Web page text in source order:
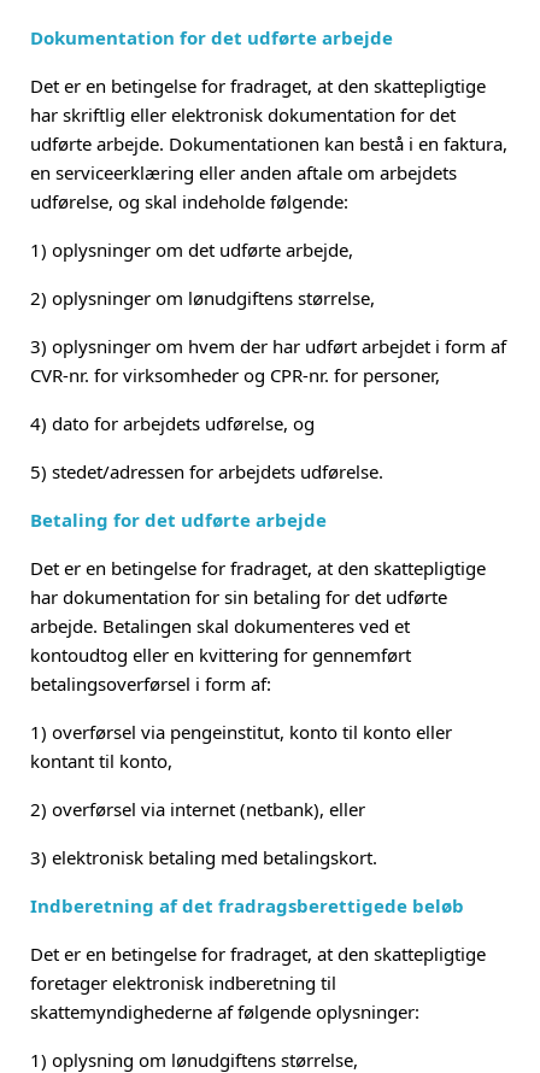
Dokumentation for det udførte arbejde
Det er en betingelse for fradraget, at den skattepligtige
har skriftlig eller elektronisk dokumentation for det
udførte arbejde. Dokumentationen kan bestå i en faktura,
en serviceerklæring eller anden aftale om arbejdets
udførelse, og skal indeholde følgende:
1) oplysninger om det udførte arbejde,
2) oplysninger om lønudgiftens størrelse,
3) oplysninger om hvem der har udført arbejdet i form af
CVR-nr. for virksomheder og CPR-nr. for personer,
4) dato for arbejdets udførelse, og
5) stedet/adressen for arbejdets udførelse.
Betaling for det udførte arbejde
Det er en betingelse for fradraget, at den skattepligtige
har dokumentation for sin betaling for det udførte
arbejde. Betalingen skal dokumenteres ved et
kontoudtog eller en kvittering for gennemført
betalingsoverførsel i form af:
1) overførsel via pengeinstitut, konto til konto eller
kontant til konto,
2) overførsel via internet (netbank), eller
3) elektronisk betaling med betalingskort.
Indberetning af det fradragsberettigede beløb
Det er en betingelse for fradraget, at den skattepligtige
foretager elektronisk indberetning til
skattemyndighederne af følgende oplysninger:
1) oplysning om lønudgiftens størrelse,